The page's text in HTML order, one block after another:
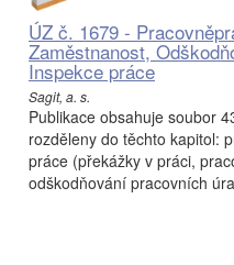
ÚZ č. 1679 -
Zaměstnanost,
Inspekce práce
Sagit, a. s.
Publikace obsahuje soubor
rozděleny do těchto kapitol:
práce (překážky v práci,
odškodňování pracovních